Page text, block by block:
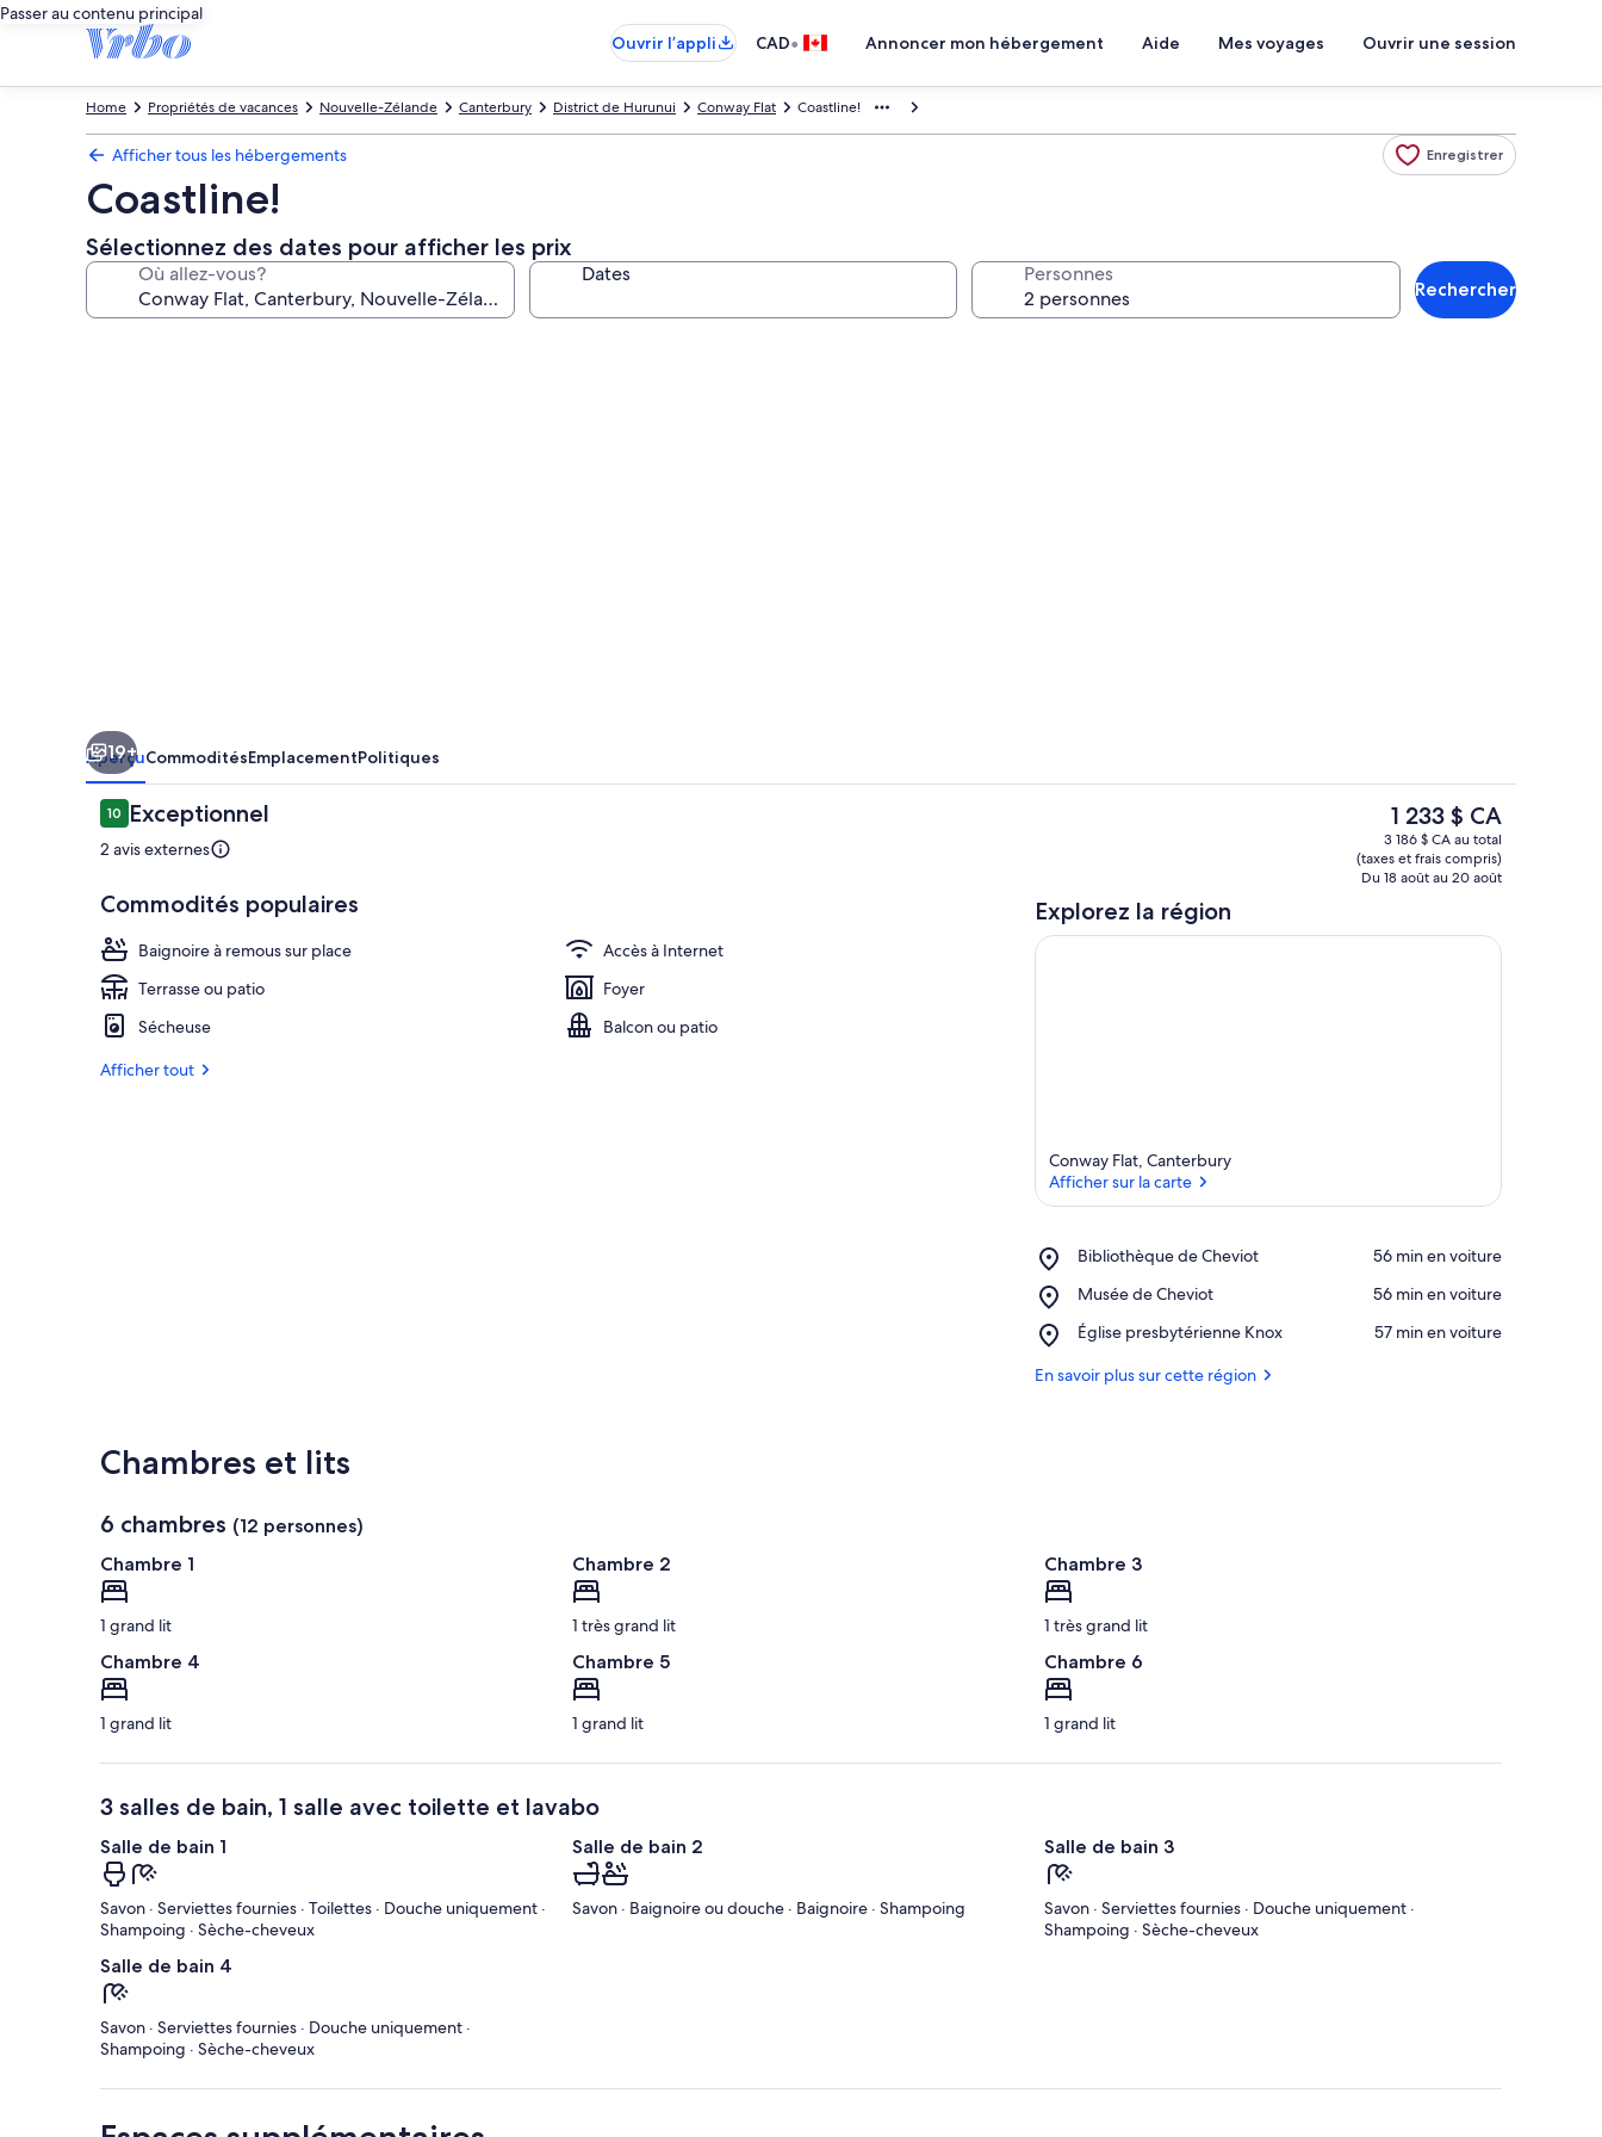
Passer au contenu principal
Ouvrir l’appli
CAD• Annoncer mon hébergement Aide Mes voyages Ouvrir une session
Coastline!
Conway Flat
District de Hurunui
Canterbury
Nouvelle-Zélande
Propriétés de vacances
Home
Afficher tous les hébergements Enregistrer
Coastline!
Sélectionnez des dates pour afficher les prix
Où allez-vous? Dates Personnes
Rechercher
Restauration en plein air
19+
AperçuCommoditésEmplacementPolitiques
Avis
1010 sur 10 –
Exceptionnel
2 avis externes
Commodités populaires
Baignoire à remous sur place
Accès à Internet
Terrasse ou patio
Foyer
Sécheuse
Balcon ou patio
Afficher tout
Le
prix
actuel
est
1 233 $ CA
3 186 $ CA au total
(taxes et frais compris)
Du 18 août au 20 août
Explorez la région
Conway Flat, Canterbury
Afficher sur la carte
Bibliothèque de Cheviot
Place,
de
Cheviot
‪56 min en voiture‬
Musée de Cheviot
Place,
de
‪56 min en voiture‬
Église presbytérienne Knox
Place,
presbytérienne
‪57 min en voiture‬
En savoir plus sur cette région
Chambres et lits
6 chambres (12 personnes)
Chambre 1
1 grand lit
Chambre 2
1 très grand lit
Chambre 3
1 très grand lit
Chambre 4
1 grand lit
Chambre 5
1 grand lit
Chambre 6
1 grand lit
3 salles de bain, 1 salle avec toilette et lavabo
Salle de bain 1
Savon · Serviettes fournies · Toilettes · Douche uniquement ·
Shampoing · Sèche-cheveux
Salle de bain 2
Savon · Baignoire ou douche · Baignoire · Shampoing
Salle de bain 3
Savon · Serviettes fournies · Douche uniquement ·
Shampoing · Sèche-cheveux
Salle de bain 4
Savon · Serviettes fournies · Douche uniquement ·
Shampoing · Sèche-cheveux